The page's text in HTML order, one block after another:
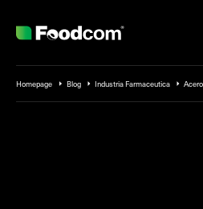
Homepage Blog Industria Farmaceutica